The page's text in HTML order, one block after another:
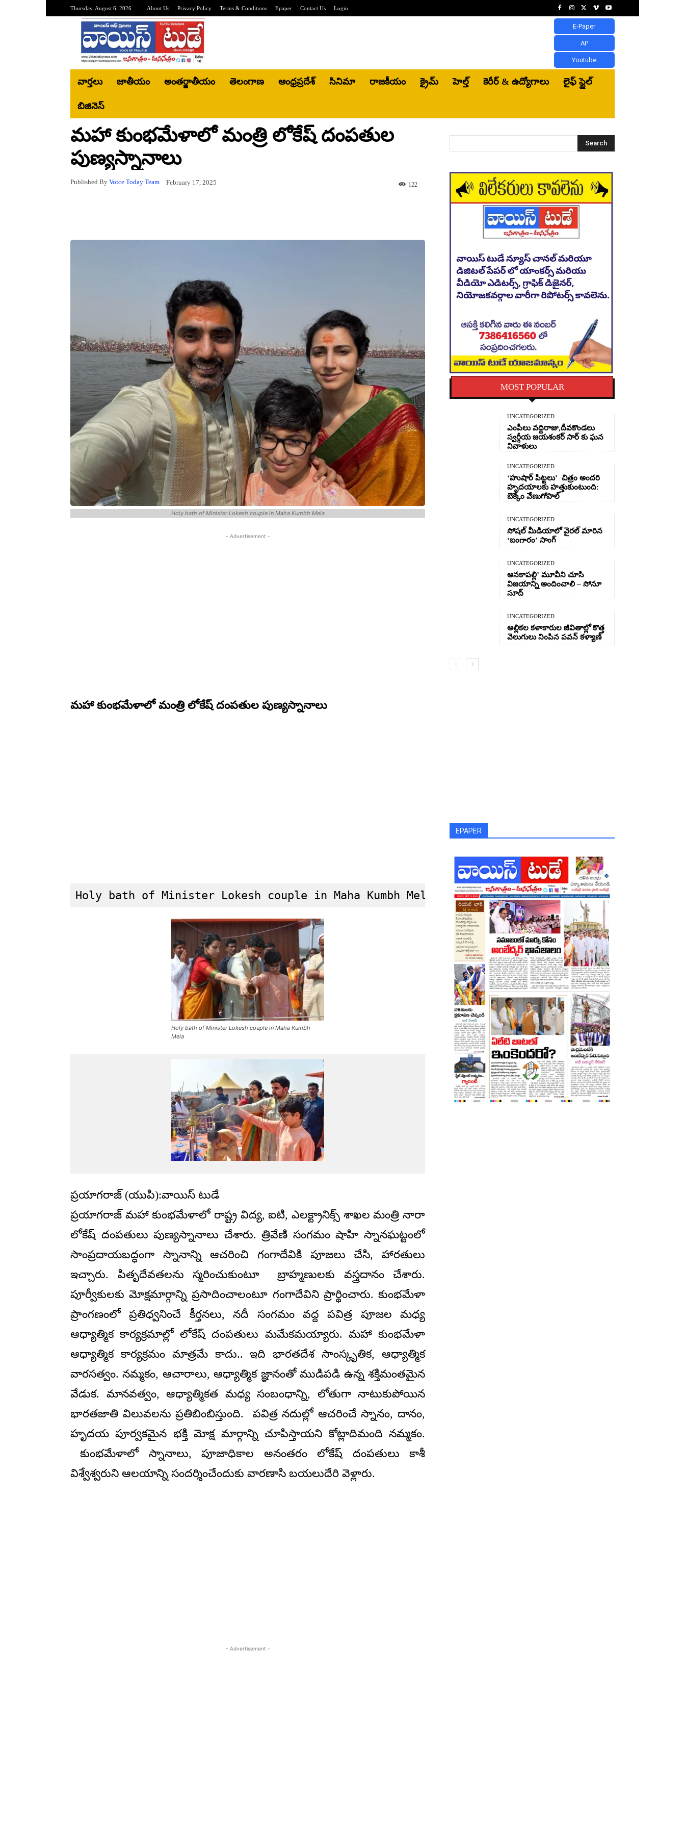
Thursday, August 6, 2026 About Us Privacy Policy Terms & Conditions Epaper Contact Us Login
E-Paper
AP
Youtube
వార్తలు జాతీయం అంతర్జాతీయం తెలంగాణ ఆంధ్రప్రదేశ్ సినిమా రాజకీయం క్రైమ్ హెల్త్‌ కెరీర్ & ఉద్యోగాలు లైఫ్ స్టైల్
బిజినెస్‌
మహా కుంభమేళాలో మంత్రి లోకేష్ దంపతుల
పుణ్యస్నానాలు
Published By Voice Today Team February 17, 2025 122
Holy bath of Minister Lokesh couple in Maha Kumbh Mela
- Advertisement -
మహా కుంభమేళాలో మంత్రి లోకేష్ దంపతుల పుణ్యస్నానాలు
Holy bath of Minister Lokesh couple in Maha Kumbh Mela
Holy bath of Minister Lokesh couple in Maha Kumbh
Mela
ప్రయాగరాజ్ (యుపి):వాయిస్ టుడే
ప్రయాగరాజ్ మహా కుంభమేళాలో రాష్ట్ర విద్య, ఐటి, ఎలక్ట్రానిక్స్ శాఖల మంత్రి నారా
లోకేష్ దంపతులు పుణ్యస్నానాలు చేశారు. త్రివేణి సంగమం షాహి స్నానఘట్టంలో
సాంప్రదాయబద్ధంగా స్నానాన్ని ఆచరించి గంగాదేవికి పూజలు చేసి, హారతులు
ఇచ్చారు. పితృదేవతలను స్మరించుకుంటూ బ్రాహ్మణులకు వస్త్రదానం చేశారు.
పూర్వీకులకు మోక్షమార్గాన్ని ప్రసాదించాలంటూ గంగాదేవిని ప్రార్థించారు. కుంభమేళా
ప్రాంగణంలో ప్రతిధ్వనించే కీర్తనలు, నదీ సంగమం వద్ద పవిత్ర పూజల మధ్య
ఆధ్యాత్మిక కార్యక్రమాల్లో లోకేష్ దంపతులు మమేకమయ్యారు. మహా కుంభమేళా
ఆధ్యాత్మిక కార్యక్రమం మాత్రమే కాదు.. ఇది భారతదేశ సాంస్కృతిక, ఆధ్యాత్మిక
వారసత్వం. నమ్మకం, ఆచారాలు, ఆధ్యాత్మిక జ్ఞానంతో ముడిపడి ఉన్న శక్తిమంతమైన
వేడుక. మానవత్వం, ఆధ్యాత్మికత మధ్య సంబంధాన్ని, లోతుగా నాటుకుపోయిన
భారతజాతి విలువలను ప్రతిబింబిస్తుంది. పవిత్ర నదుల్లో ఆచరించే స్నానం, దానం,
హృదయ పూర్వకమైన భక్తి మోక్ష మార్గాన్ని చూపిస్తాయని కోట్లాదిమంది నమ్మకం.
కుంభమేళాలో స్నానాలు, పూజాధికాల అనంతరం లోకేష్ దంపతులు కాశీ
విశ్వేశ్వరుని ఆలయాన్ని సందర్శించేందుకు వారణాసి బయలుదేరి వెళ్లారు.
- Advertisement -
Search
MOST POPULAR
UNCATEGORIZED
ఎంపీలు వద్దిరాజు,దీవకొండలు
స్వర్గీయ జయశంకర్ సార్ కు ఘన
నివాళులు
UNCATEGORIZED
‘హుషార్‌ పిట్టలు’ చిత్రం అందరి
హృదయాలకు హత్తుకుంటుంది:
బెక్కెం వేణుగోపాల్‌
UNCATEGORIZED
సోషల్ మీడియాలో వైరల్ మారిన
‘బంగారం’ సాంగ్
UNCATEGORIZED
అనకాపల్లి’ మూవీని చూసి
విజయాన్ని అందించాలి – సోనూ
సూద్
UNCATEGORIZED
అల్లికల కళాకారుల జీవితాల్లో కొత్త
వెలుగులు నింపిన పవన్ కళ్యాణ్
EPAPER